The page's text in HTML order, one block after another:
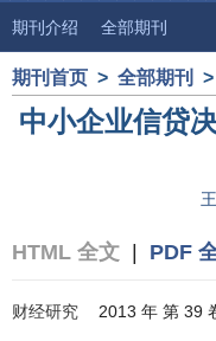
期刊介绍 全部期刊
期刊首页 > 全部期刊 >
中小企业信贷
HTML 全文 PDF
财经研究 2013 年 第 39